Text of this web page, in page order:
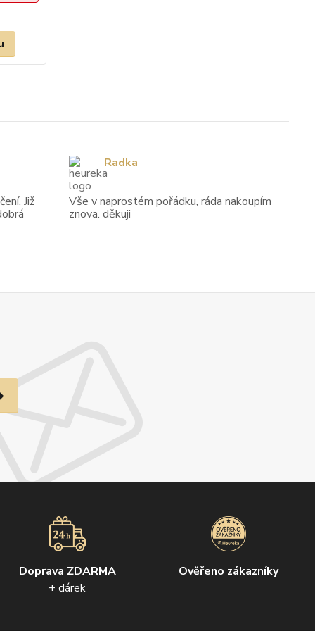
Doprava ZDARMA
+ dárek
Ověřeno zákazníky
Již
Vše v naprostém pořádku, ráda nakoupím
znova. děkuji
Radka